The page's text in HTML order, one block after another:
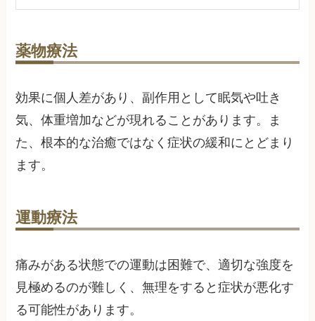
薬物療法
効果に個人差があり、副作用として眠気や吐き
気、体重増加などが現れることがあります。ま
た、根本的な治癒ではなく症状の緩和にとどまり
ます。
運動療法
痛みがある状態での運動は困難で、適切な強度を
見極めるのが難しく、無理をすると症状が悪化す
る可能性があります。